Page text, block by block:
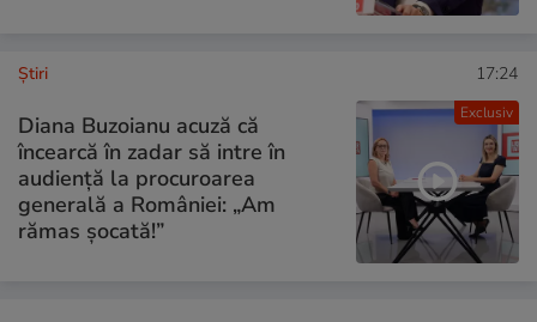
Exclusiv
Ştiri 17:24
Diana Buzoianu acuză că
încearcă în zadar să intre în
audiență la procuroarea
generală a României: „Am
rămas șocată!”